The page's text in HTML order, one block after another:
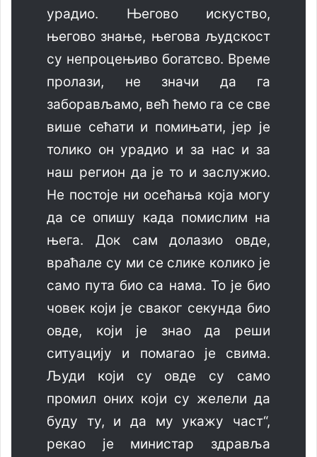
урадио. Његово искуство,
његово знање, његова људскост
су непроцењиво богатсво. Време
пролази, не значи да га
заборављамо, већ ћемо га се све
више сећати и помињати, јер је
толико он урадио и за нас и за
наш регион да је то и заслужио.
Не постоје ни осећања која могу
да се опишу када помислим на
њега. Док сам долазио овде,
враћале су ми се слике колико је
само пута био са нама. То је био
човек који је сваког секунда био
овде, који је знао да реши
ситуацију и помагао је свима.
Људи који су овде су само
промил оних који су желели да
буду ту, и да му укажу част“,
рекао је министар здравља